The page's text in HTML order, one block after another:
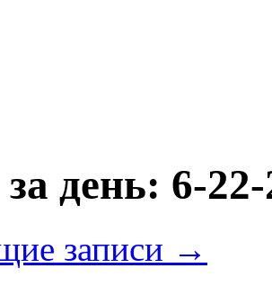
день: 6-
записи →